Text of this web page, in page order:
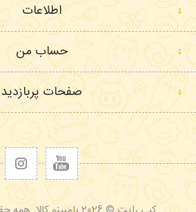
اطلاعات
حساب من
صفحات پربازدید